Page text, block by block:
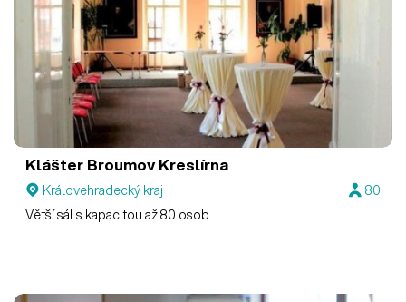
Klášter BroumovKreslírna
Královehradecký kraj
80
Větší sál s kapacitou až 80 osob